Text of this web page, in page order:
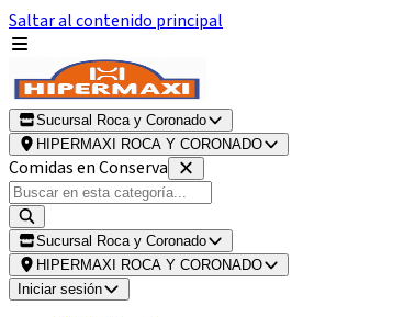
Saltar al contenido principal
Sucursal Roca y Coronado
HIPERMAXI ROCA Y CORONADO
Comidas en Conserva
Sucursal Roca y Coronado
HIPERMAXI ROCA Y CORONADO
Iniciar sesión